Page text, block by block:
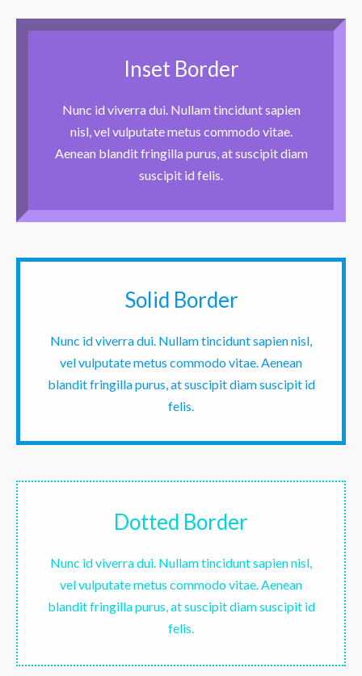
Inset Border
Nunc id viverra dui. Nullam tincidunt sapien
nisl, vel vulputate metus commodo vitae.
Aenean blandit fringilla purus, at suscipit diam
suscipit id felis.
Solid Border
Nunc id viverra dui. Nullam tincidunt sapien nisl,
vel vulputate metus commodo vitae. Aenean
blandit fringilla purus, at suscipit diam suscipit id
felis.
Dotted Border
Nunc id viverra dui. Nullam tincidunt sapien nisl,
vel vulputate metus commodo vitae. Aenean
blandit fringilla purus, at suscipit diam suscipit id
felis.